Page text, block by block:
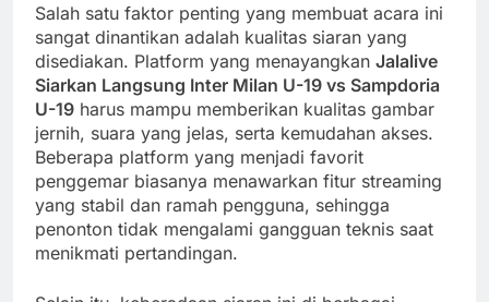
Salah satu faktor penting yang membuat acara ini
sangat dinantikan adalah kualitas siaran yang
disediakan. Platform yang menayangkan Jalalive
Siarkan Langsung Inter Milan U-19 vs Sampdoria
U-19 harus mampu memberikan kualitas gambar
jernih, suara yang jelas, serta kemudahan akses.
Beberapa platform yang menjadi favorit
penggemar biasanya menawarkan fitur streaming
yang stabil dan ramah pengguna, sehingga
penonton tidak mengalami gangguan teknis saat
menikmati pertandingan.